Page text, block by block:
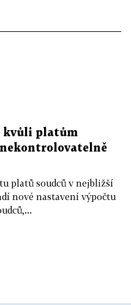
kvůli platům
nekontrolovatelně
platů soudců v nejbližší
nové nastavení výpočtu